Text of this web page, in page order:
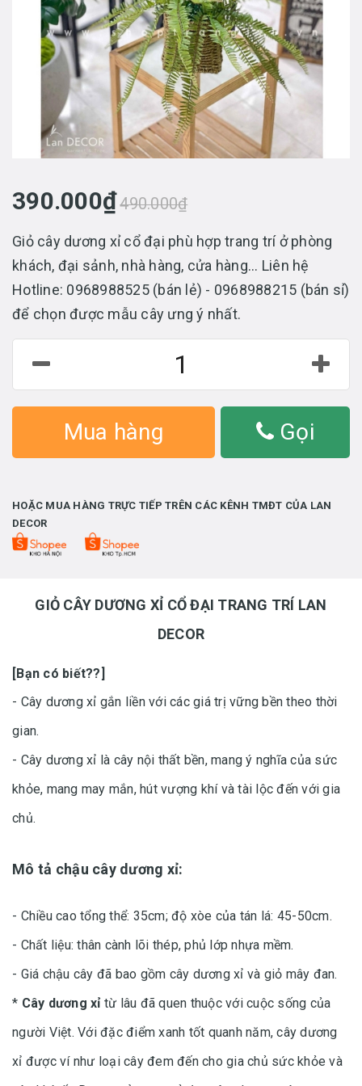
390.000₫490.000₫
Giỏ cây dương xỉ cổ đại phù hợp trang trí ở phòng
khách, đại sảnh, nhà hàng, cửa hàng... Liên hệ
Hotline: 0968988525 (bán lẻ) - 0968988215 (bán sỉ)
để chọn được mẫu cây ưng ý nhất.
Mua hàng Gọi
HOẶC MUA HÀNG TRỰC TIẾP TRÊN CÁC KÊNH TMĐT CỦA LAN
DECOR
GIỎ CÂY DƯƠNG XỈ CỔ ĐẠI TRANG TRÍ LAN
DECOR
[Bạn có biết??]
- Cây dương xỉ gắn liền với các giá trị vững bền theo thời
gian.
- Cây dương xỉ là cây nội thất bền, mang ý nghĩa của sức
khỏe, mang may mắn, hút vượng khí và tài lộc đến với gia
chủ.
Mô tả chậu cây dương xỉ:
- Chiều cao tổng thể: 35cm; độ xòe của tán lá: 45-50cm.
- Chất liệu: thân cành lõi thép, phủ lớp nhựa mềm.
- Giá chậu cây đã bao gồm cây dương xỉ và giỏ mây đan.
* Cây dương xỉ từ lâu đã quen thuộc với cuộc sống của
người Việt. Với đặc điểm xanh tốt quanh năm, cây dương
xỉ được ví như loại cây đem đến cho gia chủ sức khỏe và